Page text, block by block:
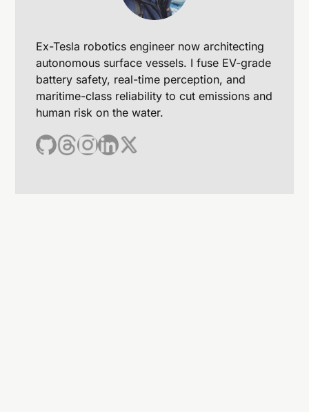
Ex-Tesla robotics engineer now architecting
autonomous surface vessels. I fuse EV-grade
battery safety, real-time perception, and
maritime-class reliability to cut emissions and
human risk on the water.